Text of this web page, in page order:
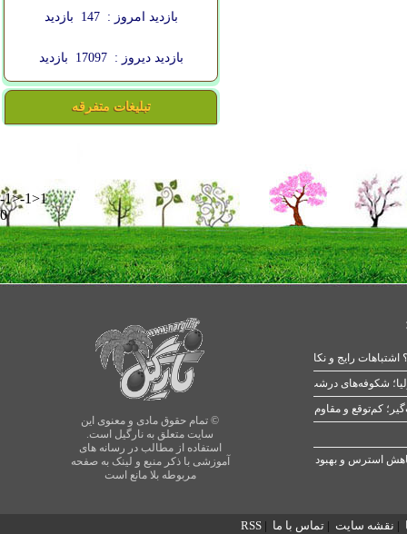
بازدید امروز : 147 بازدید
بازدید دیروز : 17097 بازدید
تبلیغات متفرقه
-1>-1>1
0
© تمام حقوق مادی و معنوی این
سایت متعلق به نارگیل است.
استفاده از مطالب در رسانه های
آموزشی با ذکر منبع و لینک به صفحه
مربوطه بلا مانع است
رایج و نکات طلایی
شکوفه‌های درشت در بهار
| نقشه سایت | تماس با ما |
RSS